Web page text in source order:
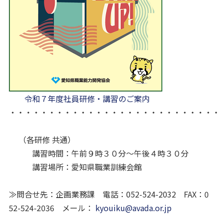
令和７年度社員研修・講習のご案内
・・・・・・・・・・・・・・・・・・・・・・・・・
（各研修 共通）
講習時間：午前９時３０分～午後４時３０分
講習場所：愛知県職業訓練会館
≫問合せ先：企画業務課 電話：052-524-2032 FAX：0
52-524-2036 メール： kyouiku@avada.or.jp